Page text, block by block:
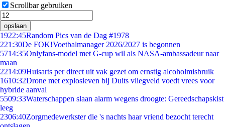
Scrollbar gebruiken
opslaan
1922:45Random Pics van de Dag #1978
221:30De FOK!Voetbalmanager 2026/2027 is begonnen
5714:35Onlyfans-model met G-cup wil als NASA-ambassadeur naar
maan
2214:09Huisarts per direct uit vak gezet om ernstig alcoholmisbruik
1610:32Drone met explosieven bij Duits vliegveld voedt vrees voor
hybride aanval
5509:33Waterschappen slaan alarm wegens droogte: Gereedschapskist
leeg
2306:40Zorgmedewerkster die 's nachts haar vriend bezocht terecht